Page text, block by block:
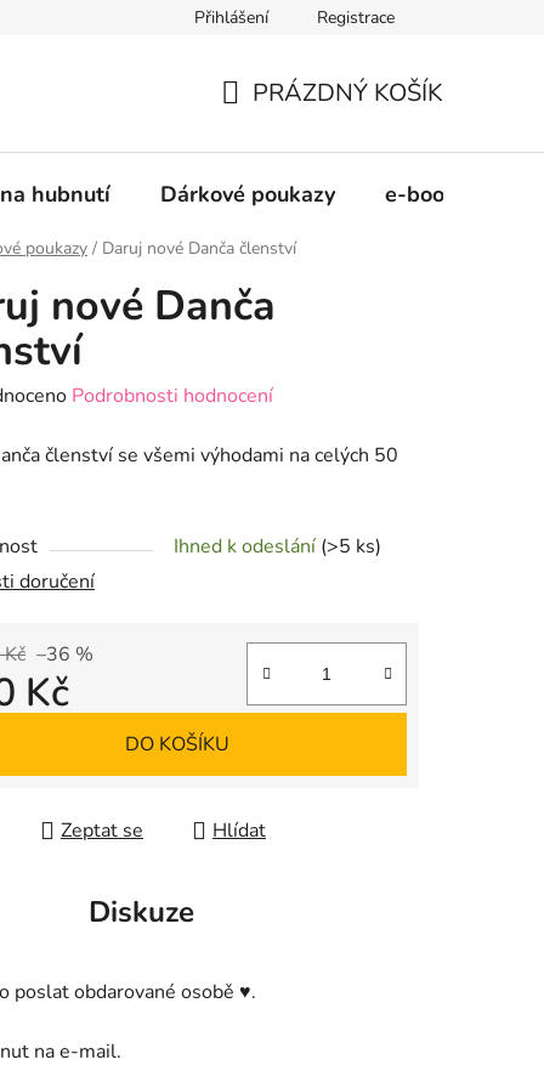
Přihlášení Registrace
KOŠÍK
PRÁZDNÝ KOŠÍK
hubnutí Dárkové poukazy e-booky
poukazy / Daruj nové Danča členství
nové Danča
Podrobnosti hodnocení
členství se všemi výhodami na celých 50
Ihned k odeslání (>5 ks)
doručení
–36 %
Kč
DO KOŠÍKU
Zeptat se Hlídat
Diskuze
poslat obdarované osobě ♥️.
na e-mail.